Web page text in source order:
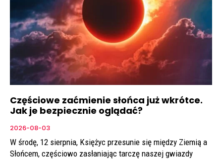
Częściowe zaćmienie słońca już wkrótce.
Jak je bezpiecznie oglądać?
2026-08-03
W środę, 12 sierpnia, Księżyc przesunie się między Ziemią a
Słońcem, częściowo zasłaniając tarczę naszej gwiazdy